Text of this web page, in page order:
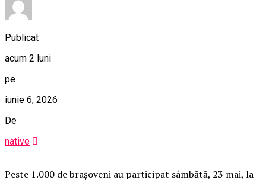
Publicat
acum 2 luni
pe
iunie 6, 2026
De
native
Peste 1.000 de brașoveni au participat sâmbătă, 23 mai, la